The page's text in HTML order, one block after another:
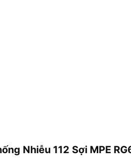
Nhiễu 112 Sợi MPE